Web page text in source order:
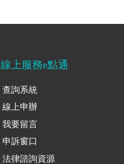
線上服務e點通
查詢系統
線上申辦
我要留言
申訴窗口
法律諮詢資源